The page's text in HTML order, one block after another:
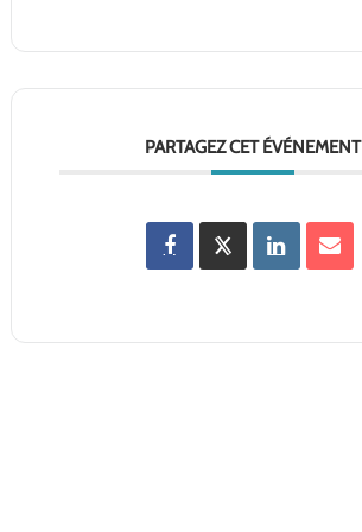
PARTAGEZ CET ÉVÉNEMENT